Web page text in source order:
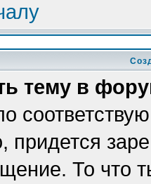
тему в
придется
То